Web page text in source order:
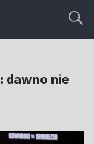
dawno nie